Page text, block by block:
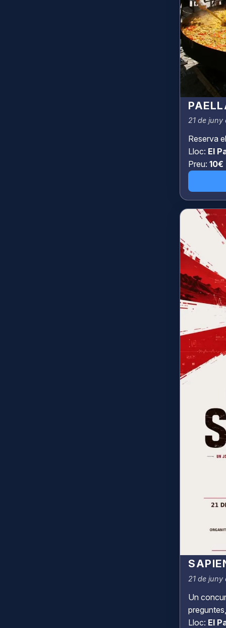
21 de
Reserva
Lloc: El
Preu:
21 de
Un
Lloc: El